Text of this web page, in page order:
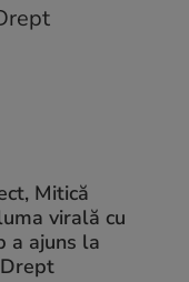
Mitică
virală cu
a ajuns la